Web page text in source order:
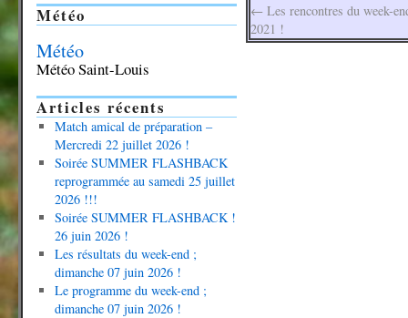
← Les rencontres du week-
2021 !
Météo
Météo
Météo Saint-Louis
Articles récents
Match amical de préparation –
Mercredi 22 juillet 2026 !
Soirée SUMMER FLASHBACK
reprogrammée au samedi 25 juillet
2026 !!!
Soirée SUMMER FLASHBACK !
26 juin 2026 !
Les résultats du week-end ;
dimanche 07 juin 2026 !
Le programme du week-end ;
dimanche 07 juin 2026 !